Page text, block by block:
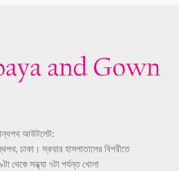
আউটলেট:
ঢাকা। স্কয়ার হাসপাতালের বিপরীতে
থেকে সন্ধ্যা ৭টা পর্যন্ত খোলা